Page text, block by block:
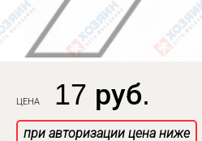
ЦЕНА 17 руб.
при авторизации цена ниже